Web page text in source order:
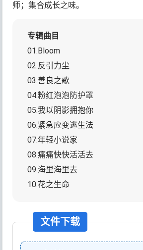
师；集合成长之味。
专辑曲目
01.Bloom
02.反引力尘
03.善良之歌
04.粉红泡泡防护罩
05.我以阴影拥抱你
06.紧急应变逃生法
07.年轻小说家
08.痛痛快快活活去
09.海里海里去
10.花之生命
文件下载